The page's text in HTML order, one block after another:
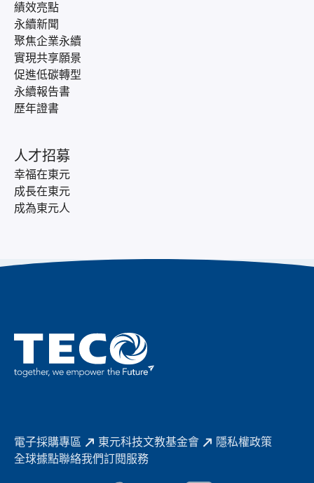
績效亮點
永續新聞
聚焦企業永續
實現共享願景
促進低碳轉型
永續報告書
歷年證書
人才招募
幸福在東元
成長在東元
成為東元人
電子採購專區 東元科技文教基金會
隱私權政策
全球據點聯絡我們訂閱服務